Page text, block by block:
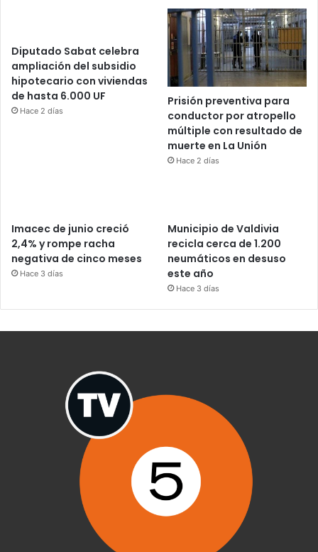
Diputado Sabat celebra
ampliación del subsidio
hipotecario con viviendas
de hasta 6.000 UF
Hace 2 días
Prisión preventiva para
conductor por atropello
múltiple con resultado de
muerte en La Unión
Hace 2 días
Imacec de junio creció
2,4% y rompe racha
negativa de cinco meses
Hace 3 días
Municipio de Valdivia
recicla cerca de 1.200
neumáticos en desuso
este año
Hace 3 días